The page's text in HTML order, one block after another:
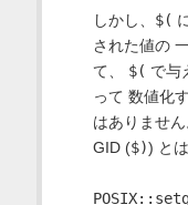
しかし、 $(
された値の
て、 $( で与
って 数値化
はありませ
GID ($)) と